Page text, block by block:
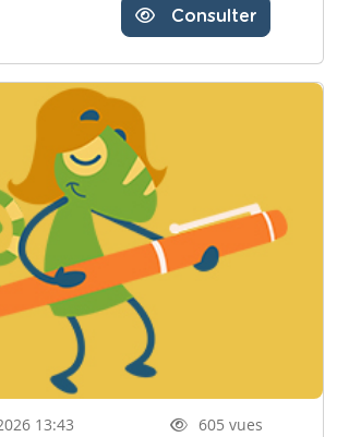
Consulter
13:43
605 vues